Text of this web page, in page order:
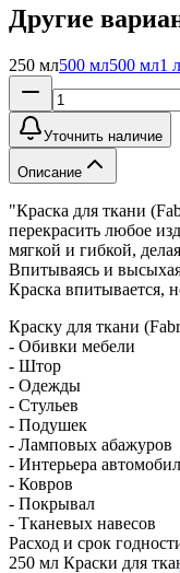
Другие
250 мл500 мл500 мл1 л
Уточнить наличие
Описание
"Краска для ткани
перекрасить любое
мягкой и гибкой,
Впитываясь и
Краска впитывается,
Краску для ткани
- Обивки мебели
- Штор
- Одежды
- Стульев
- Подушек
- Ламповых абажуров
- Интерьера
- Ковров
- Покрывал
- Тканевых навесов
Расход и срок
250 мл Краски для